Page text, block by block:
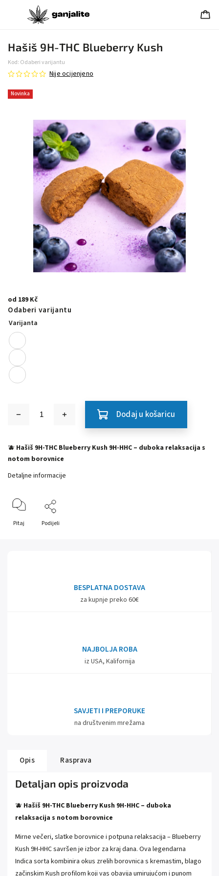
Hašiš 9H-THC Blueberry Kush
Kod: Odaberi varijantu
Novinka
Nije ocijenjeno
od 189 Kč
Odaberi varijantu
Varijanta
Dodaj u košaricu
🫐 Hašiš 9H-THC Blueberry Kush 9H-HHC – duboka relaksacija s
notom borovnice
Detaljne informacije
Pitaj Podijeli
BESPLATNA DOSTAVA
za kupnje preko 60€
NAJBOLJA ROBA
iz USA, Kalifornija
SAVJETI I PREPORUKE
na društvenim mrežama
Opis Rasprava
Detaljan opis proizvoda
🫐 Hašiš 9H-THC Blueberry Kush 9H-HHC – duboka
relaksacija s notom borovnice
Mirne večeri, slatke borovnice i potpuna relaksacija – Blueberry
Kush 9H-HHC savršen je izbor za kraj dana. Ova legendarna
Indica sorta kombinira okus zrelih borovnica s kremastim, blago
začinskim Kush profilom koji vas obavija umirujućom i punom